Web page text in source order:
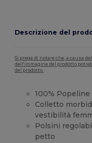
Descrizione del
Si prega di notare che, a causa
dell'immagine del prodotto
del prodotto.
100% Popeline
Colletto
vestibilità
Polsini
petto